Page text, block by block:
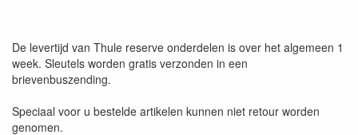
De levertijd van Thule reserve onderdelen is over het algemeen 1
week. Sleutels worden gratis verzonden in een
brievenbuszending.
Speciaal voor u bestelde artikelen kunnen niet retour worden
genomen.